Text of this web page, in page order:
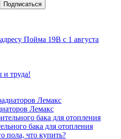
Пойма 19В с 1 августа
труда!
Лемакс
бака для отопления